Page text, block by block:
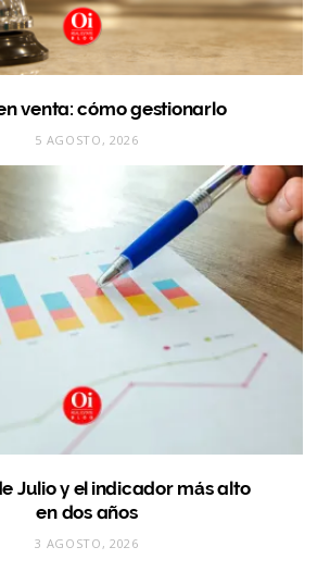
venta: cómo gestionarlo
5 AGOSTO, 2026
Julio y el indicador más alto
en dos años
3 AGOSTO, 2026